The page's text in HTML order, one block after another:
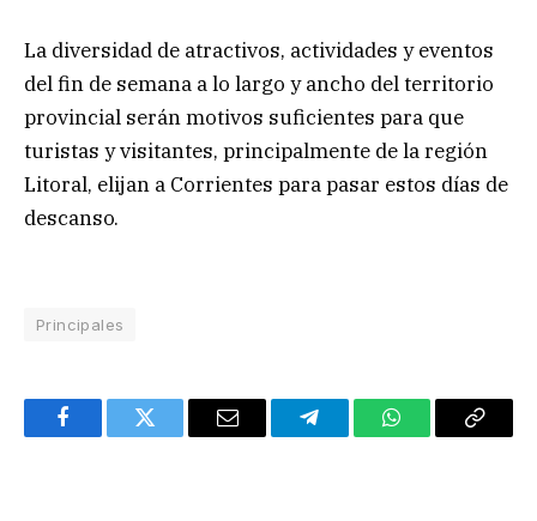
La diversidad de atractivos, actividades y eventos
del fin de semana a lo largo y ancho del territorio
provincial serán motivos suficientes para que
turistas y visitantes, principalmente de la región
Litoral, elijan a Corrientes para pasar estos días de
descanso.
Principales
FacebookTwitter Email TelegramWhatsAppCopy